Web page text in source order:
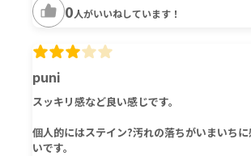
0人がいいねしています！
puni
スッキリ感など良い感じです。
個人的にはステイン?汚れの落ちがいまいち
いです。